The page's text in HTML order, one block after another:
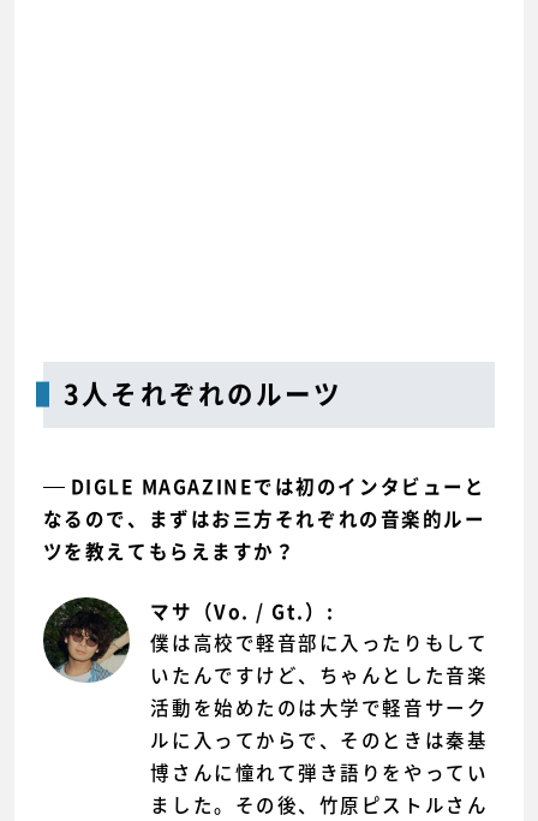
3人それぞれのルーツ
DIGLE MAGAZINEでは初のインタビューと
なるので、まずはお三方それぞれの音楽的ルー
ツを教えてもらえますか？
マサ（Vo. / Gt.）:
僕は高校で軽音部に入ったりもして
いたんですけど、ちゃんとした音楽
活動を始めたのは大学で軽音サーク
ルに入ってからで、そのときは秦基
博さんに憧れて弾き語りをやってい
ました。その後、竹原ピストルさん